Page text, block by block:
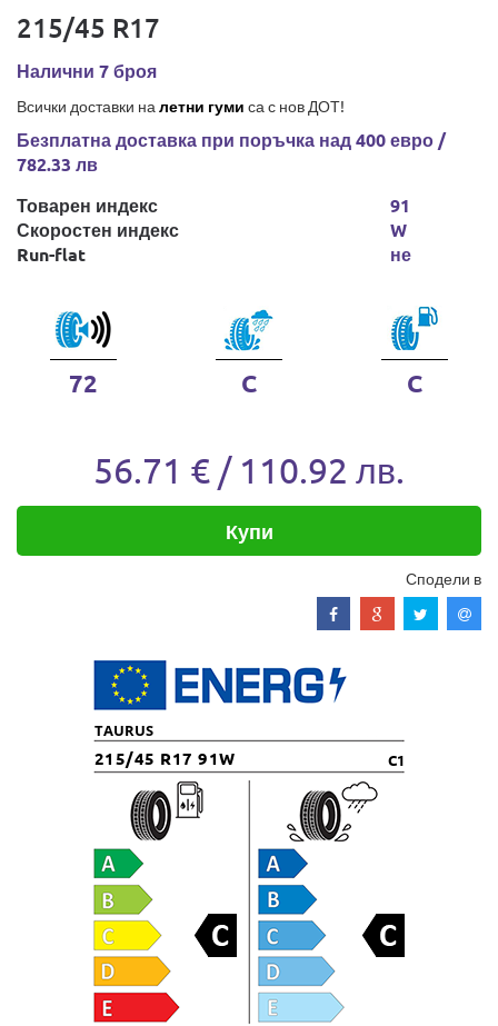
215/45 R17
Налични 7 броя
Всички доставки на летни гуми са с нов ДОТ!
Безплатна доставка при поръчка над 400 евро /
782.33 лв
Товарен индекс
Скоростен индекс
Run-flat
91
W
не
72 C C
56.71 € / 110.92 лв.
Купи
Сподели в
TAURUS
215/45 R17 91W C1